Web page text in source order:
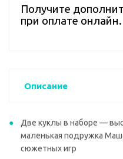
Получите
при оплате онлайн.
Описание
Две куклы в наборе —
маленькая подружка
сюжетных игр